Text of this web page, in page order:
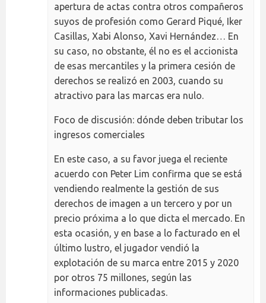
apertura de actas contra otros compañeros
suyos de profesión como Gerard Piqué, Iker
Casillas, Xabi Alonso, Xavi Hernández… En
su caso, no obstante, él no es el accionista
de esas mercantiles y la primera cesión de
derechos se realizó en 2003, cuando su
atractivo para las marcas era nulo.
Foco de discusión: dónde deben tributar los
ingresos comerciales
En este caso, a su favor juega el reciente
acuerdo con Peter Lim confirma que se está
vendiendo realmente la gestión de sus
derechos de imagen a un tercero y por un
precio próxima a lo que dicta el mercado. En
esta ocasión, y en base a lo facturado en el
último lustro, el jugador vendió la
explotación de su marca entre 2015 y 2020
por otros 75 millones, según las
informaciones publicadas.